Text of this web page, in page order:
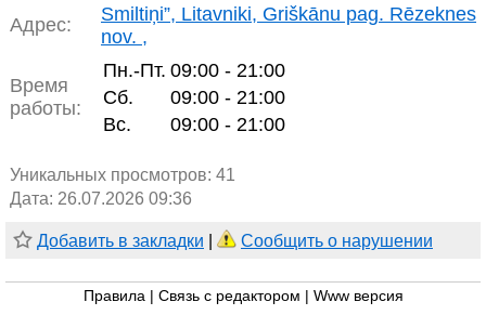
Адрес:
Smiltiņi”, Litavniki, Griškānu pag. Rēzeknes
nov. ,
Время
работы:
Пн.-Пт. 09:00 - 21:00
Сб.
09:00 - 21:00
Вс.
09:00 - 21:00
Уникальных просмотров: 41
Дата: 26.07.2026 09:36
Добавить в закладки Сообщить о нарушении
Правила Связь с редактором Www версия